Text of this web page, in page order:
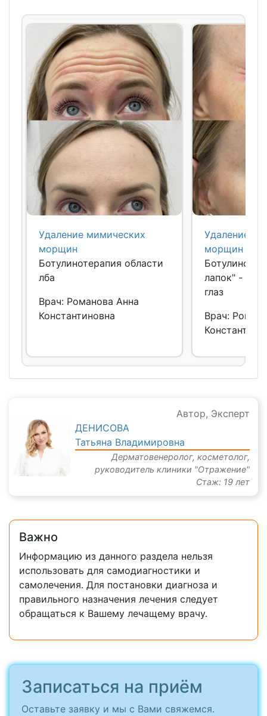
пластической хирургии.
не позднее 65 лет.
Удаление мимических
морщин
Ботулинотерапия области
лба
Врач: Романова Анна
Константиновна
Удаление
морщин
лапок" -
глаз
Врач:
Автор, Эксперт
ДЕНИСОВА
Татьяна Владимировна
Дерматовенеролог, косметолог,
руководитель клиники "Отражение"
Стаж: 19 лет
Важно
Информацию из данного раздела нельзя
использовать для самодиагностики и
самолечения. Для постановки диагноза и
правильного назначения лечения следует
обращаться к Вашему лечащему врачу.
Записаться на приём
Оставьте заявку и мы с Вами свяжемся.